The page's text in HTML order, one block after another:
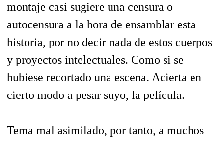
montaje casi sugiere una censura o
autocensura a la hora de ensamblar esta
historia, por no decir nada de estos cuerpos
y proyectos intelectuales. Como si se
hubiese recortado una escena. Acierta en
cierto modo a pesar suyo, la película.
Tema mal asimilado, por tanto, a muchos